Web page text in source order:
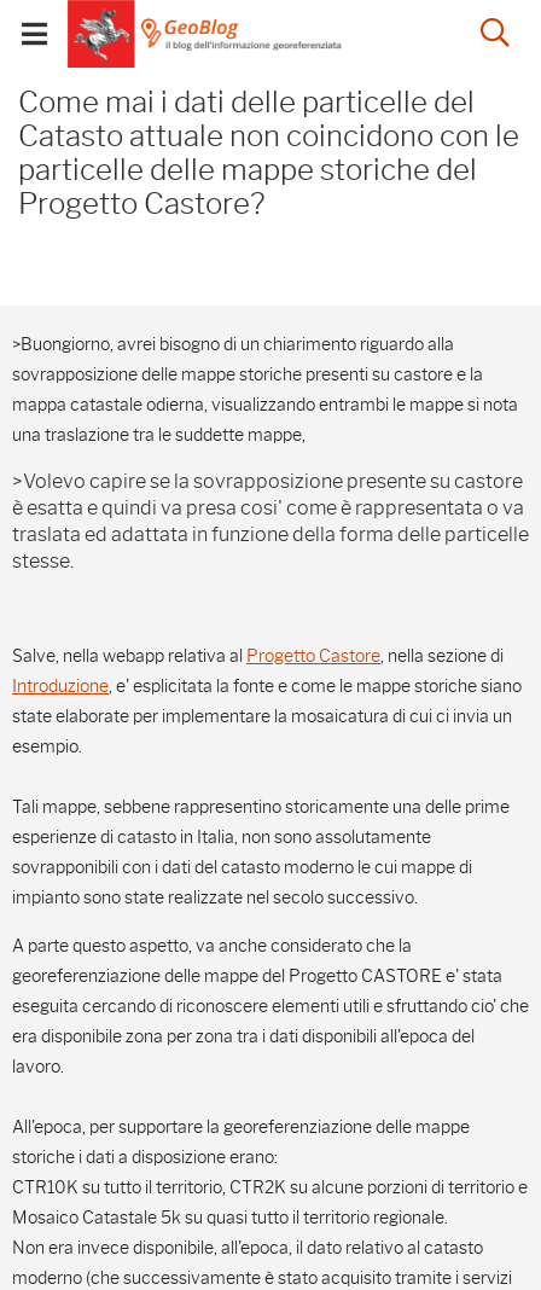
Skip to Main Content
Visualizza/chiudi
menu
mobile
Come mai i dati delle
Come mai i dati delle particelle del
Catasto attuale non coincidono con le
particelle delle mappe storiche del
Progetto Castore?
>Buongiorno, avrei bisogno di un chiarimento riguardo alla
sovrapposizione delle mappe storiche presenti su castore e la
mappa catastale odierna, visualizzando entrambi le mappe si nota
una traslazione tra le suddette mappe,
>Volevo capire se la sovrapposizione presente su castore
è esatta e quindi va presa cosi' come è rappresentata o va
traslata ed adattata in funzione della forma delle particelle
stesse.
Salve, nella webapp relativa al Progetto Castore, nella sezione di
Introduzione, e' esplicitata la fonte e come le mappe storiche siano
state elaborate per implementare la mosaicatura di cui ci invia un
esempio.
Tali mappe, sebbene rappresentino storicamente una delle prime
esperienze di catasto in Italia, non sono assolutamente
sovrapponibili con i dati del catasto moderno le cui mappe di
impianto sono state realizzate nel secolo successivo.
A parte questo aspetto, va anche considerato che la
georeferenziazione delle mappe del Progetto CASTORE e' stata
eseguita cercando di riconoscere elementi utili e sfruttando cio' che
era disponibile zona per zona tra i dati disponibili all'epoca del
lavoro.
All'epoca, per supportare la georeferenziazione delle mappe
storiche i dati a disposizione erano:
CTR10K su tutto il territorio, CTR2K su alcune porzioni di territorio e
Mosaico Catastale 5k su quasi tutto il territorio regionale.
Non era invece disponibile, all'epoca, il dato relativo al catasto
moderno (che successivamente è stato acquisito tramite i servizi